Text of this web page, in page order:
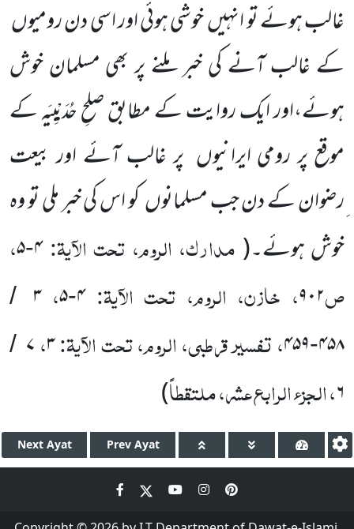
غالب ہوئے تو انہیںخوشی ہوئی اور اسی دن رومیوں
کے غالب آنے کی خبر ملنے پر بھی مسلمان خوش
ہوئے،اور ایک روایت کے مطابق صلحِ حُدَیْبِیَہ کے
موقع پر رومی ایرانیوں پر غالب آئے اور بیعت
ِرضوان کے دن جب مسلمانوںکو اس کی خبر ملی تو وہ
خوش ہوئے۔( مدارک، الروم، تحت الآیۃ:۴-۵،
ص۹۰۲، خازن، الروم، تحت الآیۃ:۴-۵،۳ /
۴۵۸-۴۵۹، تفسیر قرطبی، الروم، تحت الآیۃ:۳،۷ /
۶، الجزء الرابع عشر، ملتقطاً)
Next Ayat Prev Ayat